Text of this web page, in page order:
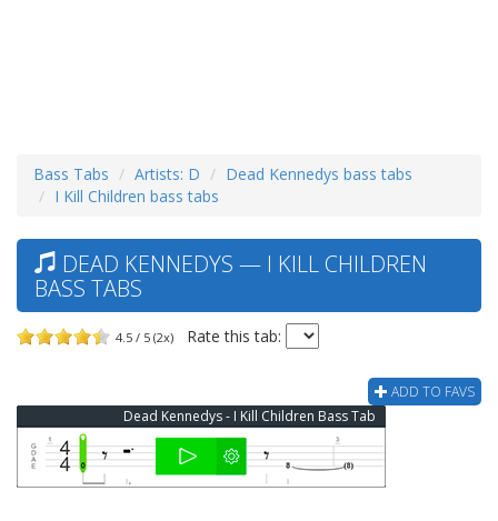
Bass Tabs Artists: D
Dead Kennedys bass tabs
I Kill Children bass tabs
DEAD KENNEDYS — I KILL CHILDREN
BASS TABS
4.5 / 5 (2x) Rate this tab:
ADD TO FAVS
Dead Kennedys - I Kill Children Bass Tab